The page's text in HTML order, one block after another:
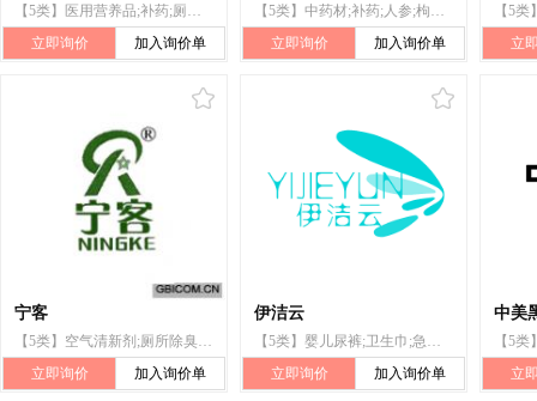
【5类】医用营养品;补药;厕所除臭剂;消毒皂;人用药;灭菌棉;宠物尿布;杀虫剂;兽医用药;牙填料
立即询价
加入询价单
【5类】中药材;补药;人参;枸杞;药草;厕所除臭剂;驱虫用香;杀螨剂;药用果胶;药用草药茶
立即询价
加入询价单 立
宁客
【5类】空气清新剂;厕所除臭剂;杀害虫剂;蚊香;卫生巾;卫生垫;吸收式失禁用尿布裤;卫生球
立即询价
加入询价单
伊洁云
【5类】婴儿尿裤;卫生巾;急救包;厕所除臭剂;兽医用药;医用营养品;消毒剂;隐形眼镜清洁剂;人用药;杀虫剂
立即询价
加入询价单
中美
立